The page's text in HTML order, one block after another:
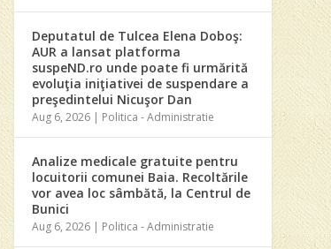
Deputatul de Tulcea Elena Doboş:
AUR a lansat platforma
suspeND.ro unde poate fi urmărită
evoluţia iniţiativei de suspendare a
preşedintelui Nicuşor Dan
Aug 6, 2026 | Politica - Administratie
Analize medicale gratuite pentru
locuitorii comunei Baia. Recoltările
vor avea loc sâmbătă, la Centrul de
Bunici
Aug 6, 2026 | Politica - Administratie